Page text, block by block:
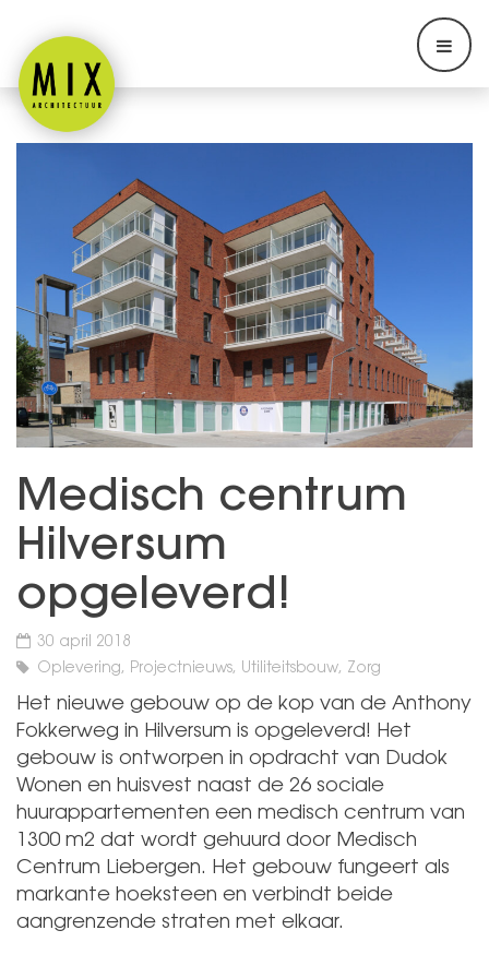
Medisch centrum
Hilversum
opgeleverd!
30 april 2018
Oplevering, Projectnieuws, Utiliteitsbouw, Zorg
Het nieuwe gebouw op de kop van de Anthony
Fokkerweg in Hilversum is opgeleverd! Het
gebouw is ontworpen in opdracht van Dudok
Wonen en huisvest naast de 26 sociale
huurappartementen een medisch centrum van
1300 m2 dat wordt gehuurd door Medisch
Centrum Liebergen. Het gebouw fungeert als
markante hoeksteen en verbindt beide
aangrenzende straten met elkaar.